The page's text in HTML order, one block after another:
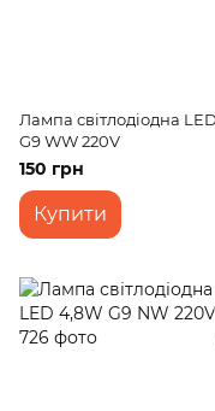
Лампа світлодіодна
G9 WW 220V
150 грн
Купити